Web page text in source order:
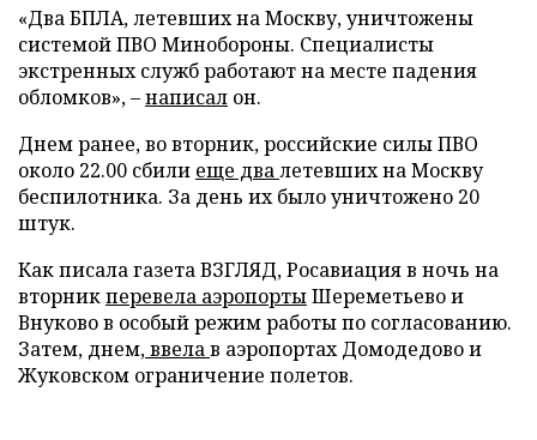
«Два БПЛА, летевших на Москву, уничтожены
системой ПВО Минобороны. Специалисты
экстренных служб работают на месте падения
обломков», –написал он.
Днем ранее, во вторник, российские силы ПВО
около 22.00 сбили еще двалетевших на Москву
беспилотника. За день их было уничтожено 20
штук.
Как писала газета ВЗГЛЯД, Росавиация в ночь на
вторникперевела аэропортыШереметьево и
Внуково в особый режим работы по согласованию.
Затем, днем,ввелав аэропортах Домодедово и
Жуковском ограничение полетов.